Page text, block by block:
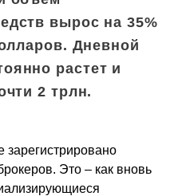
вырос на 35%
Дневной
растет и
2 трлн.
зарегистрировано
Это – как вновь